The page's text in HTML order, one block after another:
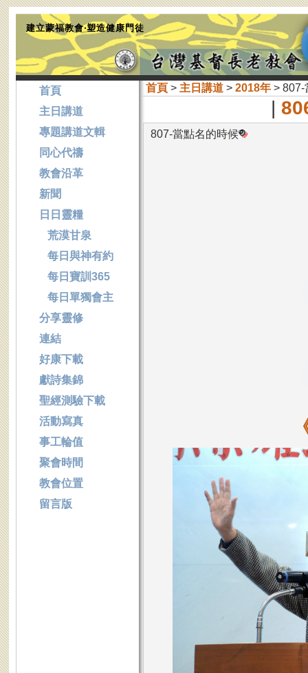
建立蒙福教會‧塑造健康門徒
首頁> 主日講道> 2018年> 807-
|
807-當點名的時候
首頁
主日講道
專題講道文輯
同心代禱
教會沿革
新聞
日日靈糧
荒漠甘泉
每日與神有約
每日寶訓365
每日單獨會主
分享靈修
連結
好康下載
獻詩集錦
聖經測驗下載
活動寫真
事工輪值
聚會時間
教會位置
留言版